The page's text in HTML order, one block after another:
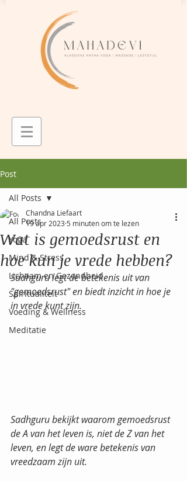
Post
All Posts
Yoga
Mind & Stress
Lichaam en Gezondheid
Spiritualiteit
Voeding & Wellness
Meditatie
All Posts
Wat is gemoedsrust en
hoe kun je vrede hebben?
Chandna Liefaart
19 apr 2023 5 minuten om te lezen
Sadhguru legt de betekenis uit van
"gemoedsrust" en biedt inzicht in hoe je
in vrede kunt zijn.
Sadhguru bekijkt waarom gemoedsrust
de A van het leven is, niet de Z van het
leven, en legt de ware betekenis van
vreedzaam zijn uit.